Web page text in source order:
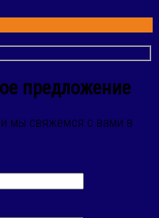
предложение
и мы свяжемся с вами в